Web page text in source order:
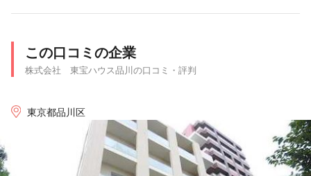
この口コミの企業
株式会社 東宝ハウス品川の口コミ・評判
東京都品川区